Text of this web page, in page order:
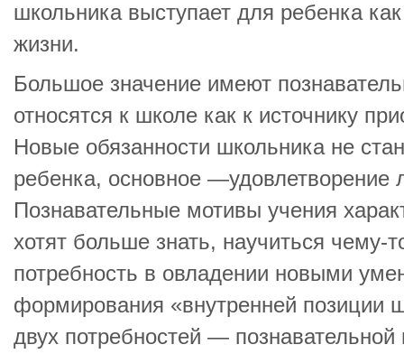
школьника выступает для ребенка
жизни.
Большое значение имеют
относятся к школе как к источнику
Новые обязанности школьника не
ребенка, основное —удовлетворение
Познавательные мотивы учения
хотят больше знать, научиться чему-
потребность в овладении новыми
формирования «внутренней позиции
двух потребностей —